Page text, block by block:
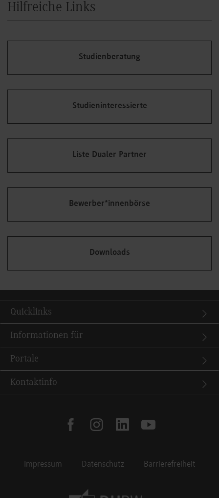
Hilfreiche Links
Studienberatung
Studieninteressierte
Liste Dualer Partner
Bewerber*innenbörse
Downloads
Quicklinks
Informationen für
Portale
Kontaktinfo
facebookinstagramlinkedinyoutube
Impressum Datenschutz Barrierefreiheit